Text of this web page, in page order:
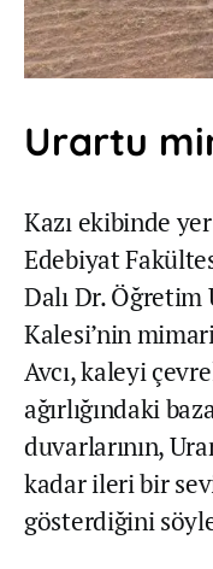
Urartu
Kazı ekibinde
Edebiyat
Dalı Dr. Öğretim
Kalesi’nin
Avcı, kaleyi
ağırlığındaki
duvarlarının,
kadar ileri bir
gösterdiğini